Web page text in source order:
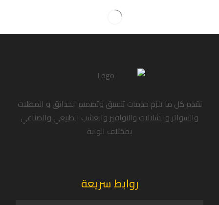
نقدم كل ما يلزم خدمات تنسيق وتصميم الحدائق و المظلات
والسواتر والشلالات والنوافير والعشب الطبيعي والصناعي
بمختلف الوانة
روابط سريعة